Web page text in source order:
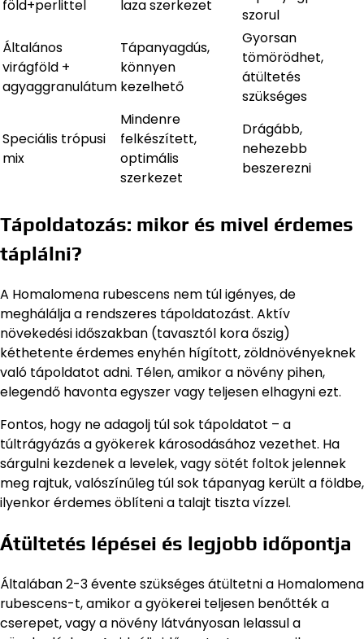
föld+perlittel
laza szerkezet
szorul
Általános
virágföld +
agyaggranulátum
Tápanyagdús,
könnyen
kezelhető
Gyorsan
tömörödhet,
átültetés
szükséges
Speciális trópusi
mix
Mindenre
felkészített,
optimális
szerkezet
Drágább,
nehezebb
beszerezni
Tápoldatozás: mikor és mivel érdemes
táplálni?
A Homalomena rubescens nem túl igényes, de
meghálálja a rendszeres tápoldatozást. Aktív
növekedési időszakban (tavasztól kora őszig)
kéthetente érdemes enyhén hígított, zöldnövényeknek
való tápoldatot adni. Télen, amikor a növény pihen,
elegendő havonta egyszer vagy teljesen elhagyni ezt.
Fontos, hogy ne adagolj túl sok tápoldatot – a
túltrágyázás a gyökerek károsodásához vezethet. Ha
sárgulni kezdenek a levelek, vagy sötét foltok jelennek
meg rajtuk, valószínűleg túl sok tápanyag került a földbe,
ilyenkor érdemes öblíteni a talajt tiszta vízzel.
Átültetés lépései és legjobb időpontja
Általában 2-3 évente szükséges átültetni a Homalomena
rubescens-t, amikor a gyökerei teljesen benőtték a
cserepet, vagy a növény látványosan lelassul a